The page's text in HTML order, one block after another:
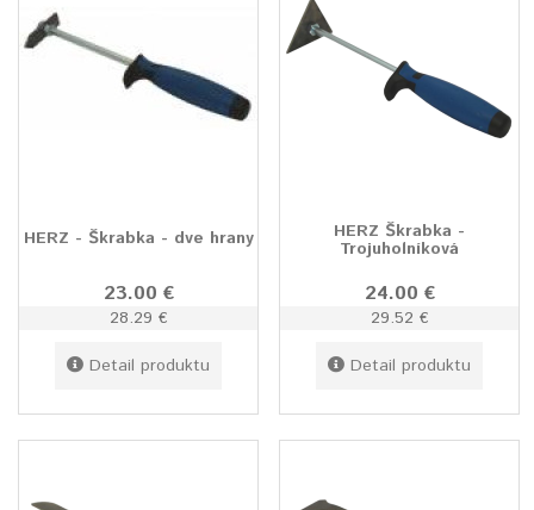
HERZ - Škrabka - dve hrany
23.00 €
28.29 €
Detail produktu
HERZ Škrabka -
Trojuholníková
24.00 €
29.52 €
Detail produktu